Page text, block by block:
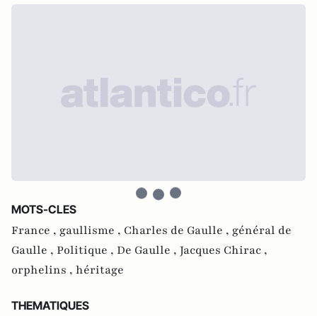
MOTS-CLES
France , gaullisme , Charles de Gaulle , général de
Gaulle , Politique , De Gaulle , Jacques Chirac ,
orphelins , héritage
THEMATIQUES